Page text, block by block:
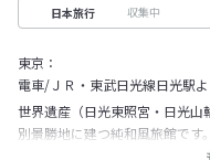
日本旅行 収集中
東京：
電車/ＪＲ・東武日光線日光駅
世界遺産（日光東照宮・日光
別景勝地に建つ純和風旅館で
むことが出来ます。料理は日